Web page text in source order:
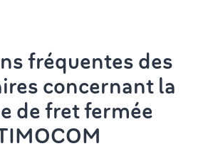
fréquentes des
concernant la
de fret fermée